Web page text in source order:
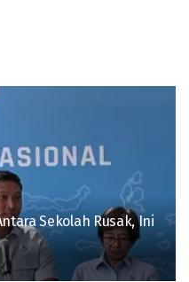
Sekolah Rusak, Ini